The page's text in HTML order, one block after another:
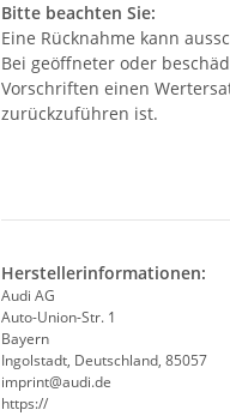
Bitte beachten Sie:
Eine Rücknahme kann
Bei geöffneter oder
Vorschriften einen
zurückzuführen ist.
Herstellerinformationen:
Audi AG
Auto-Union-Str. 1
Bayern
Ingolstadt, Deutschland, 85057
imprint@audi.de
https://